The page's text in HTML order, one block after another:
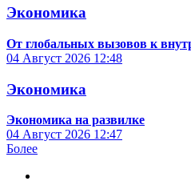
Экономика
От глобальных вызовов к
04 Август 2026 12:48
Экономика
Экономика на развилке
04 Август 2026 12:47
Более